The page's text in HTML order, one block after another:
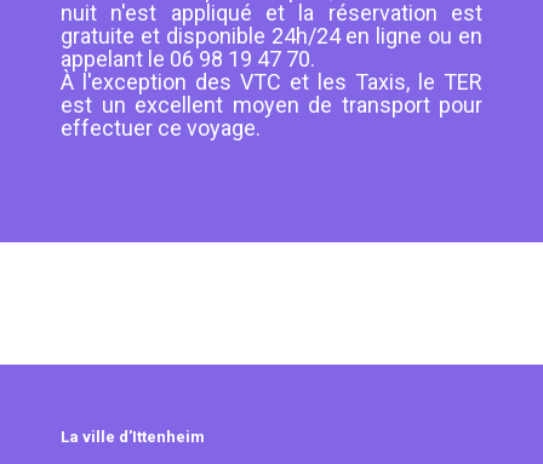
nuit n'est appliqué et la réservation est
gratuite et disponible 24h/24 en ligne ou en
appelant le 06 98 19 47 70.
À l'exception des VTC et les Taxis, le TER
est un excellent moyen de transport pour
effectuer ce voyage.
La ville d'Ittenheim